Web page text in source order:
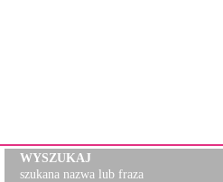
WYSZUKAJ
szukana nazwa lub fraza